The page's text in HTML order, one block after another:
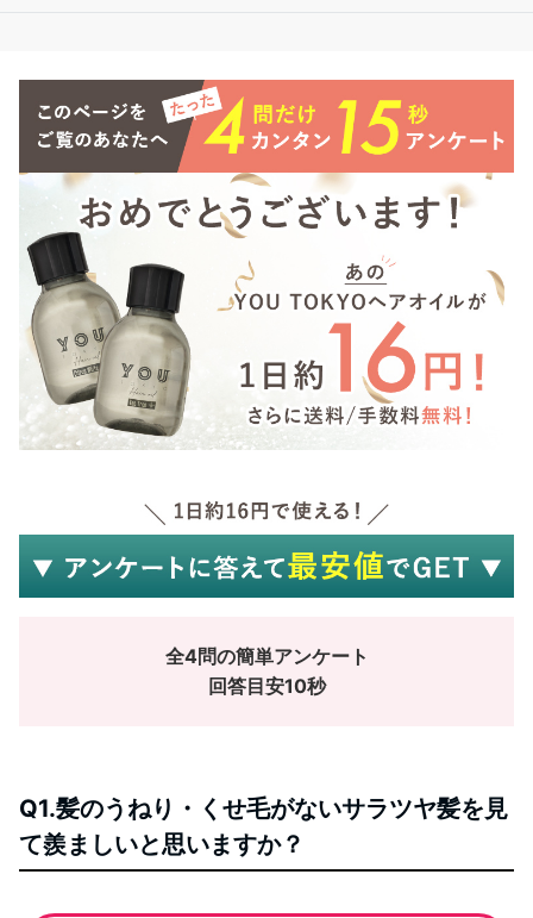
全4問の簡単アンケート
回答目安10秒
Q1.髪のうねり・くせ毛がないサラツヤ髪を見
て羨ましいと思いますか？